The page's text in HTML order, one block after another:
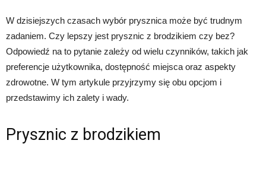
W dzisiejszych czasach wybór prysznica może być trudnym
zadaniem. Czy lepszy jest prysznic z brodzikiem czy bez?
Odpowiedź na to pytanie zależy od wielu czynników, takich jak
preferencje użytkownika, dostępność miejsca oraz aspekty
zdrowotne. W tym artykule przyjrzymy się obu opcjom i
przedstawimy ich zalety i wady.
Prysznic z brodzikiem